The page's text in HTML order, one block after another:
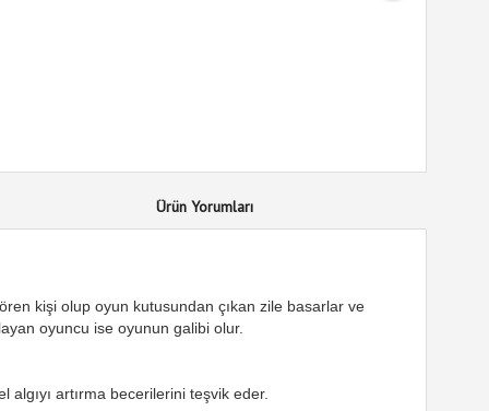
Ürün Yorumları
kişi olup oyun kutusundan çıkan zile basarlar ve
oyuncu ise oyunun galibi olur.
artırma becerilerini teşvik eder.